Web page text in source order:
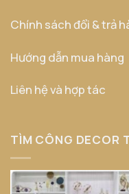
Chính sách đổi & trả
Hướng dẫn mua hàng
Liên hệ và hợp tác
TÌM CÔNG DECOR